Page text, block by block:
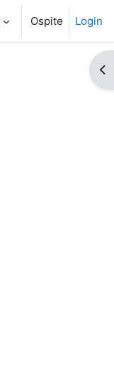
Ospite Login